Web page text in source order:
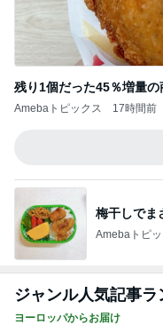
残り1個だった45％増量の
Amebaトピックス 17時間前
梅干しでま
Amebaトピッ
ジャンル人気記事ラ
ヨーロッパからお届け